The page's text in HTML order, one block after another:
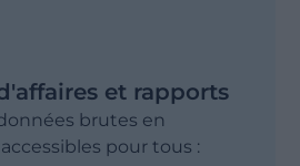
et rapports
brutes en
pour tous :